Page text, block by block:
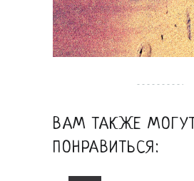
ВАМ ТАКЖЕ МОГУТ
ПОНРАВИТЬСЯ: